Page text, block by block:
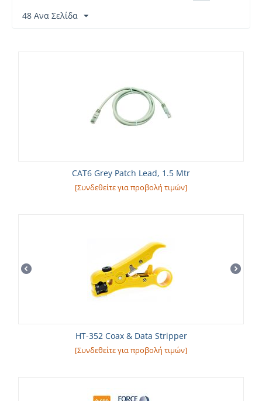
48 Ανα Σελίδα
CAT6 Grey Patch Lead, 1.5 Mtr
[Συνδεθείτε για προβολή τιμών]
HT-352 Coax & Data Stripper
[Συνδεθείτε για προβολή τιμών]